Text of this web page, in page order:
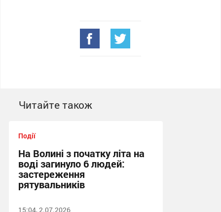
Читайте також
Події
На Волині з початку літа на
воді загинуло 6 людей:
застереження
рятувальників
15:04, 2.07.2026